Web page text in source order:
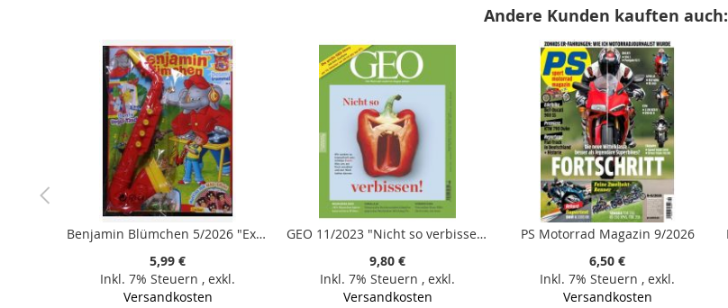
Andere Kunden kauften auch:
Benjamin Blümchen 5/2026 "Extra: Dosenwerfen"
5,99 €
Inkl. 7% Steuern , exkl.
Versandkosten
GEO 11/2023 "Nicht so verbissen! "
9,80 €
Inkl. 7% Steuern , exkl.
Versandkosten
PS Motorrad Magazin 9/2026
6,50 €
Inkl. 7% Steuern , exkl.
Versandkosten